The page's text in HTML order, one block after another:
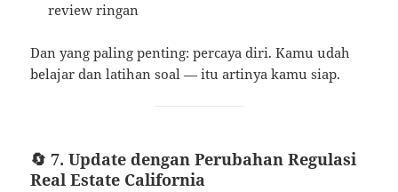
review ringan
Dan yang paling penting: percaya diri. Kamu udah
belajar dan latihan soal — itu artinya kamu siap.
🔄 7. Update dengan Perubahan Regulasi
Real Estate California